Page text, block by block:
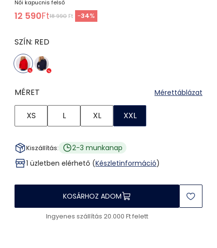
Női kapucnis felső
12 590Ft18 990 Ft -34%
SZÍN: RED
MÉRET Mérettáblázat
XS L XL XXL
Kiszállítás:
2-3 munkanap
1 üzletben elérhető (Készletinformáció)
KOSÁRHOZ ADOM
Ingyenes szállítás 20.000 Ft felett